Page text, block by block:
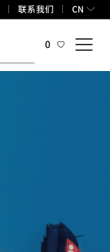
联系我们 CN
0